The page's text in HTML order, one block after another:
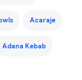
Acaraje
Adana Kebab